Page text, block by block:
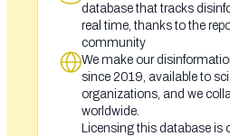
database that tracks
real time, thanks to the
community
We make our
since 2019, available to
organizations, and we
worldwide.
Licensing this database is